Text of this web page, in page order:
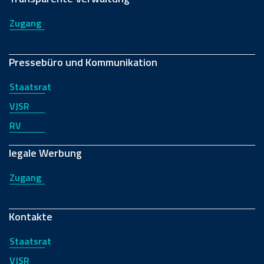
Zugang
Pressebüro und Kommunikation
Staatsrat
VJSR
RV
legale Werbung
Zugang
Kontakte
Staatsrat
VJSR